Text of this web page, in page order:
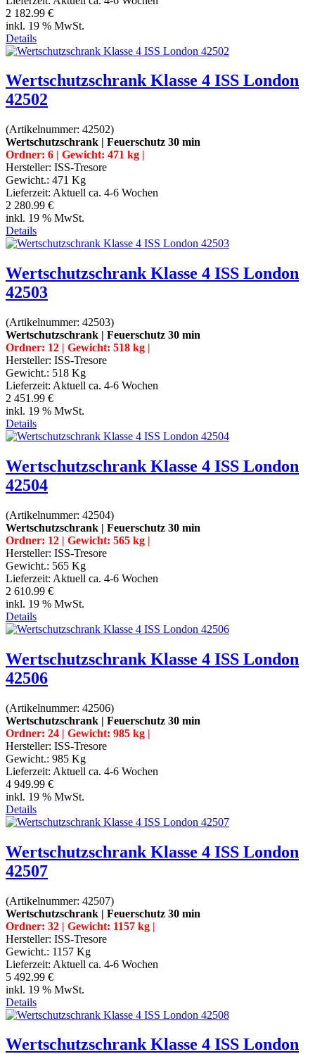
2 182.99 €
inkl. 19 % MwSt.
Details
Wertschutzschrank Klasse 4 ISS London
42502
(Artikelnummer: 42502)
Wertschutzschrank | Feuerschutz 30 min
Ordner: 6 | Gewicht: 471 kg |
Hersteller: ISS-Tresore
Gewicht.: 471 Kg
Lieferzeit: Aktuell ca. 4-6 Wochen
2 280.99 €
inkl. 19 % MwSt.
Details
Wertschutzschrank Klasse 4 ISS London
42503
(Artikelnummer: 42503)
Wertschutzschrank | Feuerschutz 30 min
Ordner: 12 | Gewicht: 518 kg |
Hersteller: ISS-Tresore
Gewicht.: 518 Kg
Lieferzeit: Aktuell ca. 4-6 Wochen
2 451.99 €
inkl. 19 % MwSt.
Details
Wertschutzschrank Klasse 4 ISS London
42504
(Artikelnummer: 42504)
Wertschutzschrank | Feuerschutz 30 min
Ordner: 12 | Gewicht: 565 kg |
Hersteller: ISS-Tresore
Gewicht.: 565 Kg
Lieferzeit: Aktuell ca. 4-6 Wochen
2 610.99 €
inkl. 19 % MwSt.
Details
Wertschutzschrank Klasse 4 ISS London
42506
(Artikelnummer: 42506)
Wertschutzschrank | Feuerschutz 30 min
Ordner: 24 | Gewicht: 985 kg |
Hersteller: ISS-Tresore
Gewicht.: 985 Kg
Lieferzeit: Aktuell ca. 4-6 Wochen
4 949.99 €
inkl. 19 % MwSt.
Details
Wertschutzschrank Klasse 4 ISS London
42507
(Artikelnummer: 42507)
Wertschutzschrank | Feuerschutz 30 min
Ordner: 32 | Gewicht: 1157 kg |
Hersteller: ISS-Tresore
Gewicht.: 1157 Kg
Lieferzeit: Aktuell ca. 4-6 Wochen
5 492.99 €
inkl. 19 % MwSt.
Details
Wertschutzschrank Klasse 4 ISS London